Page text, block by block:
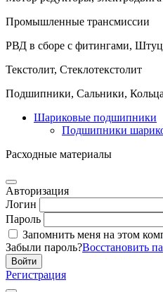
Промышленные трансмиссии
РВД в сборе с фитингами,
Текстолит, Стеклотекстолит
Подшипники, Сальники, Кольца
Шариковые подшипники
Подшипники
Расходные материалы
Авторизация
Логин
Пароль
Запомнить меня на этом
Забыли пароль?Восстановить
Регистрация